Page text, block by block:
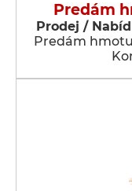
Predám
Prodej /
Predám